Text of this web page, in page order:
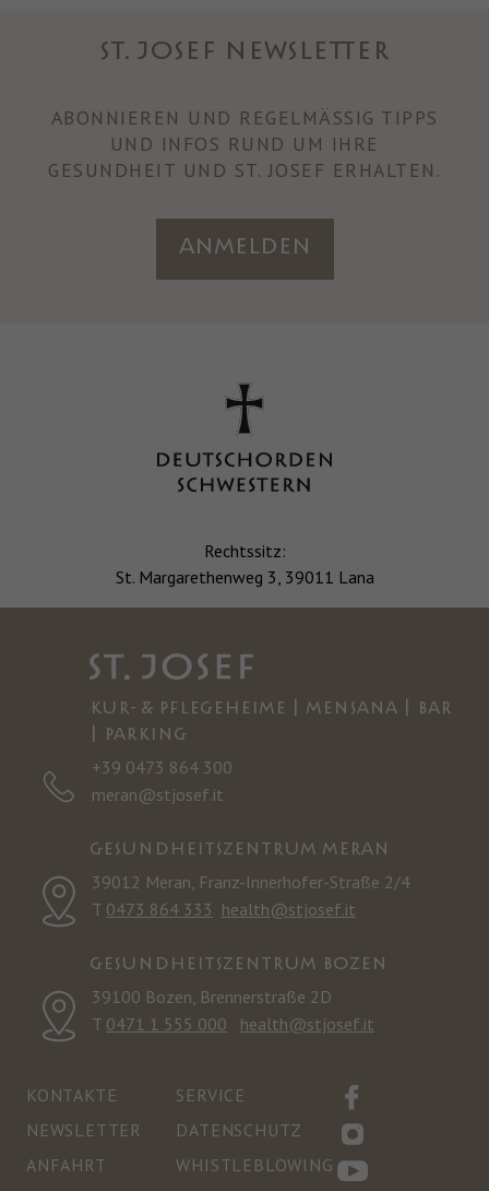
ST. JOSEF NEWSLETTER
ABONNIEREN UND REGELMÄSSIG TIPPS U
ND INFOS RUND UM IHRE
GESUNDHEIT UND ST. JOSEF ERHALTEN.
Anmelden
Rechtssitz:
St. Margarethenweg 3, 39011 Lana
KUR- & PFLEGEHEIME | MENSANA | BAR
| PARKING
+39 0473 864 300
meran@stjosef.it
GESUNDHEITSZENTRUM MERAN
39012 Meran, Franz-Innerhofer-Straße 2/4
T 0473 864 333 health@stjosef.it
GESUNDHEITSZENTRUM BOZEN
39100 Bozen, Brennerstraße 2D
T 0471 1 555 000 health@stjosef.it
KONTAKTE
NEWSLETTER
ANFAHRT
SERVICE
DATENSCHUTZ
WHISTLEBLOWING